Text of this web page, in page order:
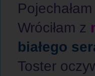
Wróciłam z
białego
Toster